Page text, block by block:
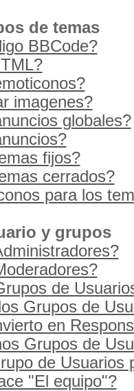
de temas
BBCode?
imagenes?
globales?
fijos?
cerrados?
para los
y grupos
de
Grupos de
en
Grupos de
de Usuarios
"El equipo"?